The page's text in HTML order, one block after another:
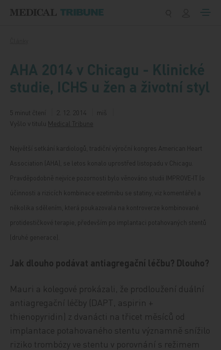
AHA 2014 v Chicagu - Klinické
studie, ICHS u žen a životní styl
5 minut čtení 2. 12. 2014
miš
Vyšlo v titulu Medical Tribune
Největší setkání kardiologů, tradiční výroční kongres American Heart
Association (AHA), se letos konalo uprostřed listopadu v Chicagu.
Pravděpodobně nejvíce pozornosti bylo věnováno studii IMPROVE‑IT (o
účinnosti a rizicích kombinace ezetimibu se statiny, viz komentáře) a
několika sdělením, která poukazovala na kontroverze kombinované
protidestičkové terapie, především po implantaci potahovaných stentů
(druhé generace).
Jak dlouho podávat antiagregační léčbu? Dlouho?
Mauri a kolegové prokázali, že prodloužení duální
antiagregační léčby (DAPT, aspirin +
thienopyridin) z dvanácti na třicet měsíců od
implantace potahovaného stentu významně snížilo
riziko trombózy ve stentu v porovnání s režimem